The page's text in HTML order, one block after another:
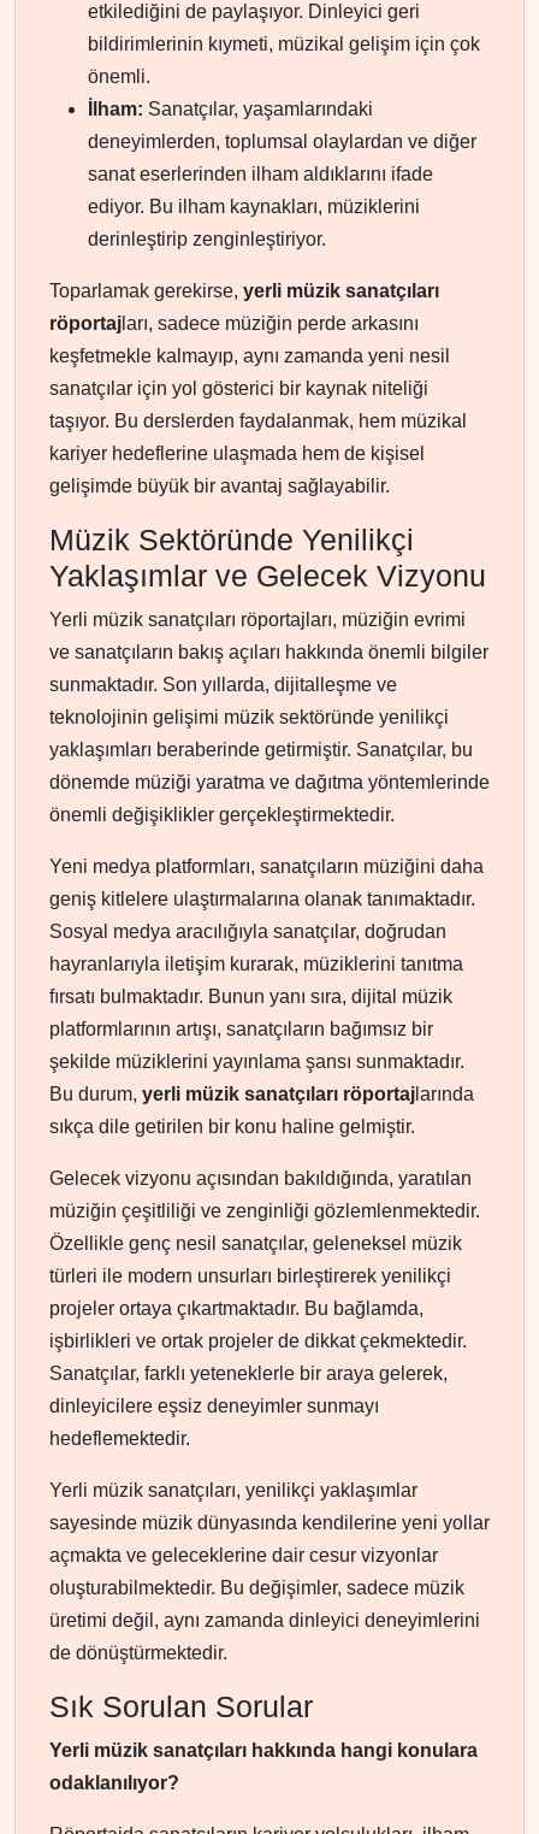
etkilediğini de paylaşıyor. Dinleyici geri
bildirimlerinin kıymeti, müzikal gelişim için çok
önemli.
İlham: Sanatçılar, yaşamlarındaki
deneyimlerden, toplumsal olaylardan ve diğer
sanat eserlerinden ilham aldıklarını ifade
ediyor. Bu ilham kaynakları, müziklerini
derinleştirip zenginleştiriyor.
Toparlamak gerekirse, yerli müzik sanatçıları
röportaj ları, sadece müziğin perde arkasını
keşfetmekle kalmayıp, aynı zamanda yeni nesil
sanatçılar için yol gösterici bir kaynak niteliği
taşıyor. Bu derslerden faydalanmak, hem müzikal
kariyer hedeflerine ulaşmada hem de kişisel
gelişimde büyük bir avantaj sağlayabilir.
Müzik Sektöründe Yenilikçi
Yaklaşımlar ve Gelecek Vizyonu
Yerli müzik sanatçıları röportajları, müziğin evrimi
ve sanatçıların bakış açıları hakkında önemli bilgiler
sunmaktadır. Son yıllarda, dijitalleşme ve
teknolojinin gelişimi müzik sektöründe yenilikçi
yaklaşımları beraberinde getirmiştir. Sanatçılar, bu
dönemde müziği yaratma ve dağıtma yöntemlerinde
önemli değişiklikler gerçekleştirmektedir.
Yeni medya platformları, sanatçıların müziğini daha
geniş kitlelere ulaştırmalarına olanak tanımaktadır.
Sosyal medya aracılığıyla sanatçılar, doğrudan
hayranlarıyla iletişim kurarak, müziklerini tanıtma
fırsatı bulmaktadır. Bunun yanı sıra, dijital müzik
platformlarının artışı, sanatçıların bağımsız bir
şekilde müziklerini yayınlama şansı sunmaktadır.
Bu durum, yerli müzik sanatçıları röportaj larında
sıkça dile getirilen bir konu haline gelmiştir.
Gelecek vizyonu açısından bakıldığında, yaratılan
müziğin çeşitliliği ve zenginliği gözlemlenmektedir.
Özellikle genç nesil sanatçılar, geleneksel müzik
türleri ile modern unsurları birleştirerek yenilikçi
projeler ortaya çıkartmaktadır. Bu bağlamda,
işbirlikleri ve ortak projeler de dikkat çekmektedir.
Sanatçılar, farklı yeteneklerle bir araya gelerek,
dinleyicilere eşsiz deneyimler sunmayı
hedeflemektedir.
Yerli müzik sanatçıları, yenilikçi yaklaşımlar
sayesinde müzik dünyasında kendilerine yeni yollar
açmakta ve geleceklerine dair cesur vizyonlar
oluşturabilmektedir. Bu değişimler, sadece müzik
üretimi değil, aynı zamanda dinleyici deneyimlerini
de dönüştürmektedir.
Sık Sorulan Sorular
Yerli müzik sanatçıları hakkında hangi konulara
odaklanılıyor?